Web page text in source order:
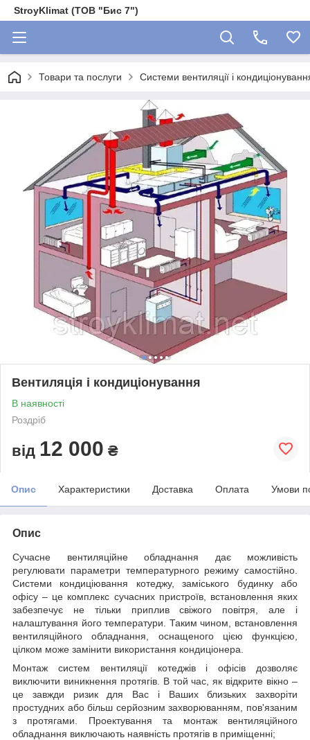
StroyKlimat (ТОВ "Бис 7")
Товари та послуги Системи вентиляції і
Вентиляція і кондиціонування
В наявності
Роздріб
від 12 000 ₴
Опис Характеристики Доставка Оплата Умови
Опис
Сучасне вентиляційне обладнання дає можливість
регулювати параметри температурного режиму самостійно.
Системи кондиціювання котеджу, заміського будинку або
офісу – це комплекс сучасних пристроїв, встановлення яких
забезпечує не тільки приплив свіжого повітря, але і
налаштування його температури. Таким чином, встановлення
вентиляційного обладнання, оснащеного цією функцією,
цілком може замінити використання кондиціонера.
Монтаж систем вентиляції котеджів і офісів дозволяє
виключити виникнення протягів. В той час, як відкрите вікно –
це завжди ризик для Вас і Ваших близьких захворіти
простудних або більш серйозним захворюванням, пов'язаним
з протягами. Проектування та монтаж вентиляційного
обладнання виключають наявність протягів в приміщенні;